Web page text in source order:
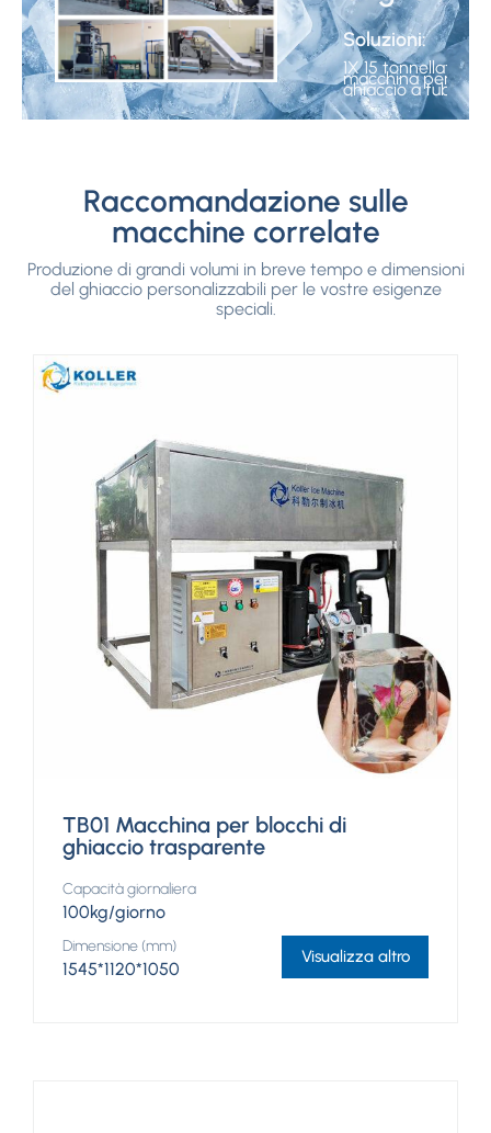
Soluzioni:
1X 15 tonnellate di
macchina per il
ghiaccio a tubo
11 macchina per il
confezionamento
<
Raccomandazione sulle
macchine correlate
Produzione di grandi volumi in breve tempo e dimensioni
del ghiaccio personalizzabili per le vostre esigenze
speciali.
TB01 Macchina per blocchi di
ghiaccio trasparente
Capacità giornaliera
100kg/giorno
Dimensione (mm)
1545*1120*1050
Visualizza altro